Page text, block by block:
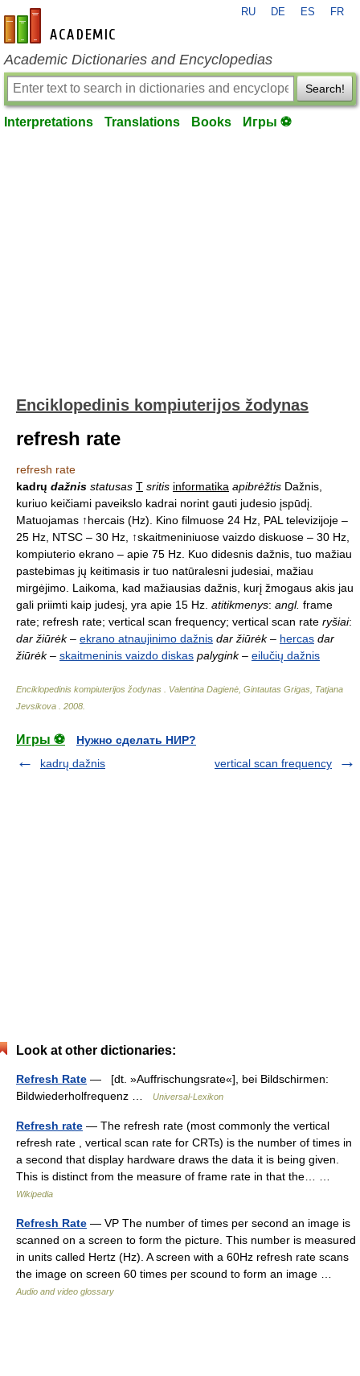
en-academic.com
RU DE ES FR
Academic Dictionaries and Encyclopedias
Search!
Interpretations Translations Books Игры ⚽
Enciklopedinis kompiuterijos žodynas
refresh rate
refresh rate
kadrų dažnis statusas T sritis informatika apibrėžtis Dažnis,
kuriuo keičiami paveikslo kadrai norint gauti judesio įspūdį.
Matuojamas ↑hercais (Hz). Kino filmuose 24 Hz, PAL televizijoje –
25 Hz, NTSC – 30 Hz, ↑skaitmeniniuose vaizdo diskuose – 30 Hz,
kompiuterio ekrano – apie 75 Hz. Kuo didesnis dažnis, tuo mažiau
pastebimas jų keitimasis ir tuo natūralesni judesiai, mažiau
mirgėjimo. Laikoma, kad mažiausias dažnis, kurį žmogaus akis jau
gali priimti kaip judesį, yra apie 15 Hz. atitikmenys: angl. frame
rate; refresh rate; vertical scan frequency; vertical scan rate ryšiai:
dar žiūrėk– ekrano atnaujinimo dažnis dar žiūrėk– hercas dar
žiūrėk– skaitmeninis vaizdo diskas palygink– eilučių dažnis
Enciklopedinis kompiuterijos žodynas
Valentina Dagienė, Gintautas Grigas, Tatjana
Jevsikova
2008
Игры ⚽
Нужно сделать НИР?
kadrų dažnis
vertical scan frequency
Look at other dictionaries:
Refresh Rate — [dt. »Auffrischungsrate«], bei Bildschirmen:
Bildwiederholfrequenz …
Universal-Lexikon
Refresh rate — The refresh rate (most commonly the vertical
refresh rate , vertical scan rate for CRTs) is the number of times in
a second that display hardware draws the data it is being given.
This is distinct from the measure of frame rate in that the… …
Wikipedia
Refresh Rate — VP The number of times per second an image is
scanned on a screen to form the picture. This number is measured
in units called Hertz (Hz). A screen with a 60Hz refresh rate scans
the image on screen 60 times per scound to form an image …
Audio and video glossary